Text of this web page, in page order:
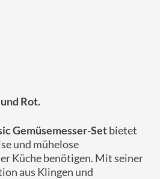
Rot.
Gemüsemesser-Setbietet
und mühelose
Küche benötigen. Mit seiner
aus Klingen und